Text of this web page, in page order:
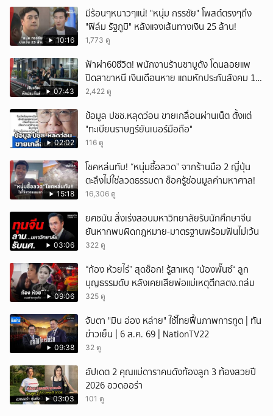
10:16
มีร้อนๆหนาวๆแน่! "หนุ่ม กรรชัย" โพสต์ตรงๆถึง
"ฟิล์ม รัฐภูมิ" หลังแจงเส้นทางเงิน 25 ล้าน!
1,773 ดู
07:43
ฟ้าผ่า60ชีวิต! พนักงานร้านชาบูดัง โดนลอยแพ
ปิดสาขาหนี เงินเดือนหาย แถมหักประกันสังคม 11
เดือนแต่ไม่ส่ง?
2,422 ดู
02:02
ข้อมูล ปชช.หลุดว่อน ขายเกลื่อนผ่านเน็ต ตั้งแต่
"ทะเบียนราษฎร์ยันเบอร์มือถือ"
116 ดู
15:18
โชคหล่นทับ! “หนุ่มซื้อลวด” จากร้านมือ 2 ญี่ปุ่น
ตะลึงไม่ใช่ลวดธรรมดา ช็อครู้ซ่อนมูลค่ามหาศาล!
16,306 ดู
03:06
ยศชนัน สั่งเร่งสอบมหาวิทยาลัยรับนักศึกษาจีน
ยันหากพบผิดกฎหมาย-มาตรฐานพร้อมฟันไม่เว้น
322 ดู
09:06
“ก้อง ห้วยไร่” สุดช็อก! รู้สาเหตุ “น้องพั๊นซ์“ ลูก
บุญธรรมดับ หลังเคยเสียพ่อแม่เหตุตึกสตง.ถล่ม
325 ดู
09:38
จับตา "มิน อ่อง หล่าย" ใช้ไทยฟื้นภาพการทูต | ทัน
ข่าวเย็น | 6 ส.ค. 69 | NationTV22
32 ดู
03:03
อัปเดต 2 คุณแม่ดาราคนดังท้องลูก 3 ท้องสวยปี
2026 อวดออร่า
101 ดู